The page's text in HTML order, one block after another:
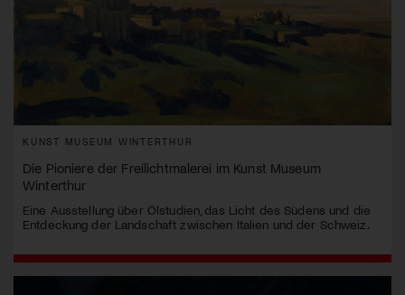
KUNST MUSEUM WINTERTHUR
Die Pioniere der Freilichtmalerei im Kunst Museum
Winterthur
Eine Ausstellung über Ölstudien, das Licht des Südens und die
Entdeckung der Landschaft zwischen Italien und der Schweiz.